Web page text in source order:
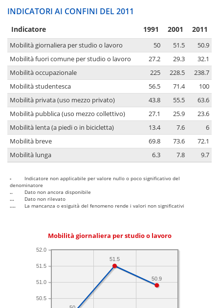
INDICATORI AI CONFINI DEL 2011
Indicatore 1991 2001 2011
Mobilità giornaliera per studio o lavoro 50 51.5
50.9
Mobilità fuori comune per studio o lavoro
27.2 29.3
32.1
Mobilità occupazionale
225 228.5
238.7
Mobilità studentesca
56.5 71.4
100
Mobilità privata (uso mezzo privato)
43.8 55.5
63.6
Mobilità pubblica (uso mezzo collettivo)
27.1 25.9
23.6
Mobilità lenta (a piedi o in bicicletta)
13.4 7.6
6
Mobilità breve
69.8 73.6
72.1
Mobilità lunga
6.3 7.8 9.7
-
Indicatore non applicabile per valore nullo o poco significativo del
denominatore
..
Dato non ancora disponibile
...
Dato non rilevato
....
La mancanza o esiguità del fenomeno rende i valori non significativi
Mobilità giornaliera per studio o lavoro
50.5
51.0
51.5
52.0
50.9
51.5